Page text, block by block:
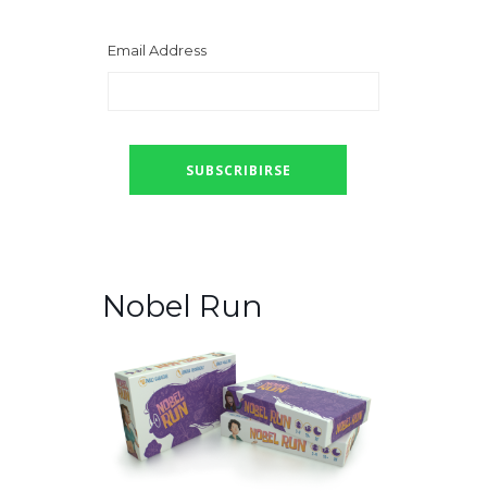
Email Address
Nobel Run